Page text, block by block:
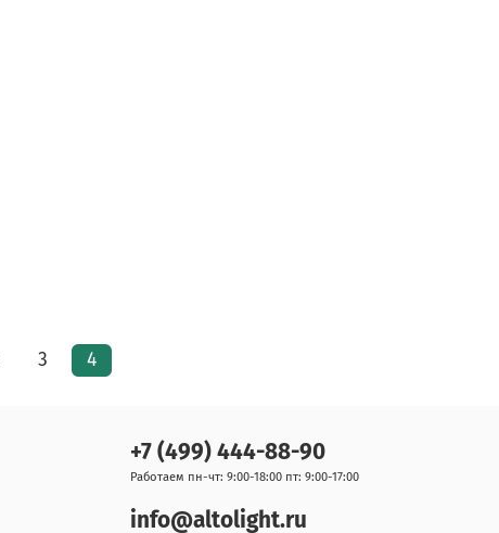
3 4
+7 (499) 444-88-90
Работаем пн-чт: 9:00-18:00 пт: 9:00-17:00
info@altolight.ru